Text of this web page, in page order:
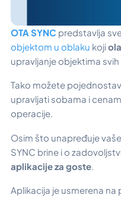
OTA SYNC predstavlja
objektom u oblaku koji
upravljanje objektima svih
Tako možete
upravljati sobama i
operacije.
Osim što unapređuje
SYNC brine i o
aplikacije za goste.
Aplikacija je usmerena